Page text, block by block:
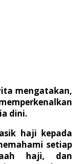
mengatakan,
dini.
haji kepada
setiap
haji, dan